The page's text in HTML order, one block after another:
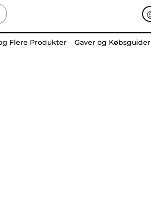
Flere Produkter Gaver og Købsguider